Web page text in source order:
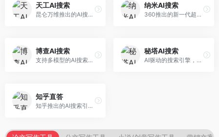
天工AI搜索
昆仑万维推出的AI搜索引擎，整合大模型与搜索能力。面向普通用户，提供智能问答、深度搜索、内容整理等服务，中文搜索体验好。
纳米AI搜索
360推出的新一代超级AI搜索，深度整合360搜索资源。面向普通用户，提供智能问答、多模态搜索、内容生成等服务，安全可靠。
博查AI搜索
支持多模型的AI搜索引擎，整合多种大模型能力。面向AI爱好者，提供多模型搜索、答案对比、深度分析等服务，模型选择灵活。
秘塔AI搜索
AI驱动的搜索引擎，专注于无广告直达结果。面向研究者和信息获取需求者，提供深度搜索、来源标注、答案整理等服务，搜索结果干净准确，信息可信度高。
知乎直答
知乎推出的AI搜索引擎，专注于知识问答场景。面向知识获取者，提供知乎内容搜索、智能问答、知识整理等服务，专业知识丰富。